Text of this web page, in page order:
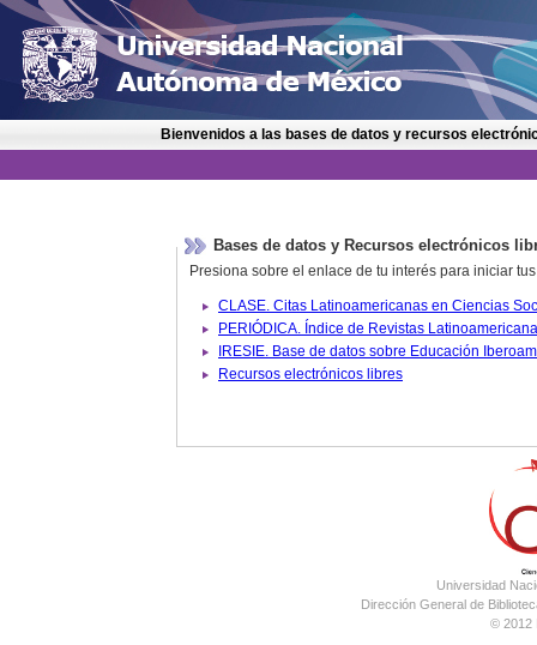
Bienvenidos a las bases de datos y recursos
Bases de datos y Recursos electrónicos
Presiona sobre el enlace de tu interés para iniciar
IRESIE. Base de datos
Recursos electrónicos libres
Universidad
Dirección General de
© 2012